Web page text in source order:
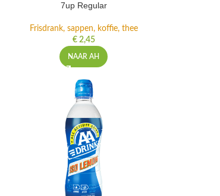
7up Regular
Frisdrank, sappen, koffie, thee
€2,45
NAAR AH